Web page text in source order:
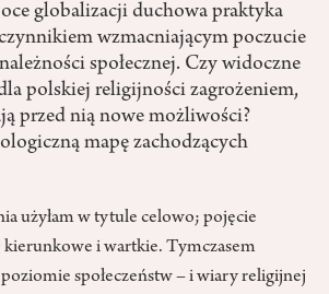
globalizacji duchowa praktyka
wzmacniającym poczucie
społecznej. Czy widoczne
polskiej religijności zagrożeniem,
przed nią nowe możliwości?
mapę zachodzących
użyłam w tytule celowo; pojęcie
kierunkowe i wartkie. Tymczasem
społeczeństw – i wiary religijnej